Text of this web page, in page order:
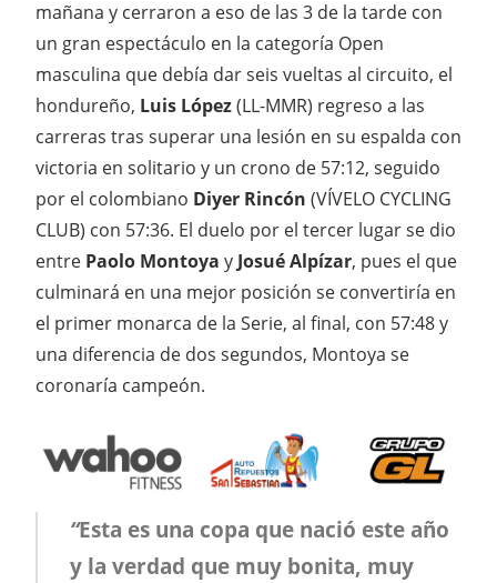
mañana y cerraron a eso de las 3 de la tarde con
un gran espectáculo en la categoría Open
masculina que debía dar seis vueltas al circuito, el
hondureño, Luis López(LL-MMR) regreso a las
carreras tras superar una lesión en su espalda con
victoria en solitario y un crono de 57:12, seguido
por el colombiano Diyer Rincón (VÍVELO CYCLING
CLUB) con 57:36. El duelo por el tercer lugar se dio
entre Paolo Montoya y Josué Alpízar, pues el que
culminará en una mejor posición se convertiría en
el primer monarca de la Serie, al final, con 57:48 y
una diferencia de dos segundos, Montoya se
coronaría campeón.
“Esta es una copa que nació este año
y la verdad que muy bonita, muy